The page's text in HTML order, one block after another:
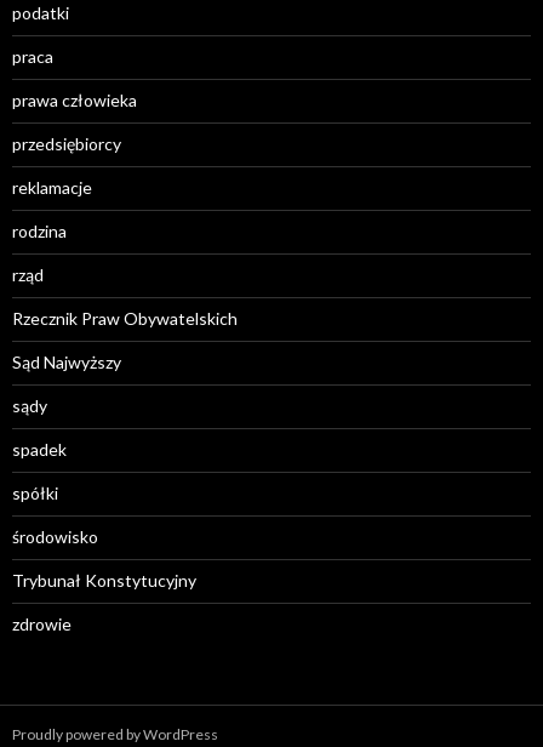
podatki
praca
prawa człowieka
przedsiębiorcy
reklamacje
rodzina
rząd
Rzecznik Praw Obywatelskich
Sąd Najwyższy
sądy
spadek
spółki
środowisko
Trybunał Konstytucyjny
zdrowie
Proudly powered by WordPress